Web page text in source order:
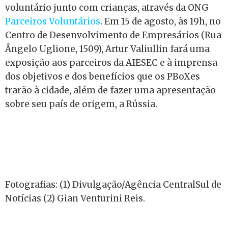
voluntário junto com crianças, através da ONG
Parceiros Voluntários. Em 15 de agosto, às 19h, no
Centro de Desenvolvimento de Empresários (Rua
Ângelo Uglione, 1509), Artur Valiullin fará uma
exposição aos parceiros da AIESEC e à imprensa
dos objetivos e dos benefícios que os PBoXes
trarão à cidade, além de fazer uma apresentação
sobre seu país de origem, a Rússia.
Fotografias: (1) Divulgação/Agência CentralSul de
Notícias (2) Gian Venturini Reis.